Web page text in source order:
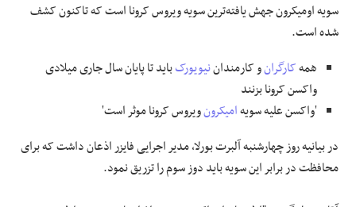
سویه اومیکرون جهش یافته‌ترین سویه ویروس کرونا است که تاکنون کشف
شده است.
همهکارگرانو کارمنداننیویورکباید تا پایان سال جاری میلادی
واکسن کرونا بزنند
'واکسن علیه سویهامیکرونویروس کرونا موثر است'
در بیانیه‌ روز چهارشنبه آلبرت بورلا، مدیر اجرایی فایزر اذعان داشت که برای
محافظت در برابر این سویه باید دوز سوم را تزریق نمود.